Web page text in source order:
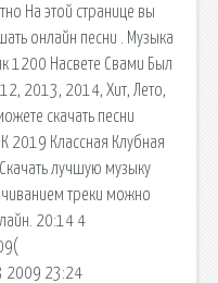
На этой странице вы
онлайн песни . Музыка
1200 Насвете Свами Был
2013, 2014, Хит, Лето,
скачать песни
2019 Классная Клубная
Скачать лучшую музыку
треки можно
20:14 4
2009 23:24